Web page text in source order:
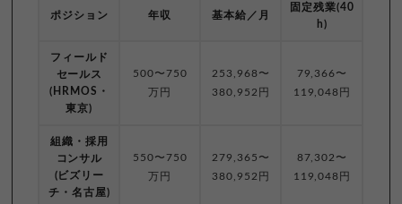
ポジション 年収 基本給／月
固定残業(40
h)
フィールド
セールス
(HRMOS・
東京)
500〜750
万円
253,968〜
380,952円
79,366〜
119,048円
組織・採用
コンサル
(ビズリー
チ・名古屋)
550〜750
万円
279,365〜
380,952円
87,302〜
119,048円